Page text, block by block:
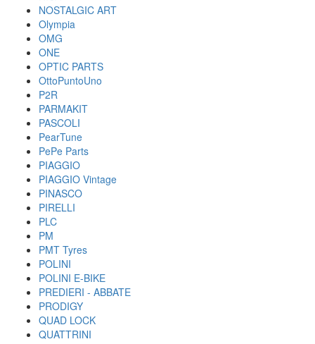
NOSTALGIC ART
Olympia
OMG
ONE
OPTIC PARTS
OttoPuntoUno
P2R
PARMAKIT
PASCOLI
PearTune
PePe Parts
PIAGGIO
PIAGGIO Vintage
PINASCO
PIRELLI
PLC
PM
PMT Tyres
POLINI
POLINI E-BIKE
PREDIERI - ABBATE
PRODIGY
QUAD LOCK
QUATTRINI